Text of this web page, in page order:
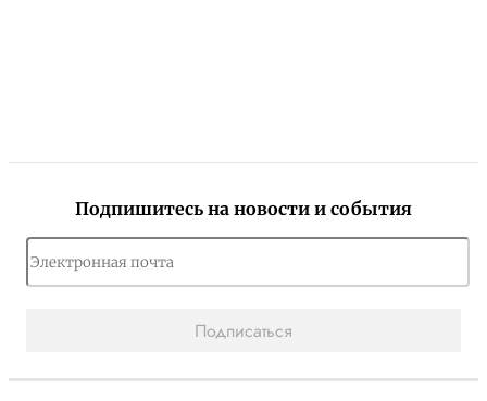
Подпишитесь на новости и события
Подписаться